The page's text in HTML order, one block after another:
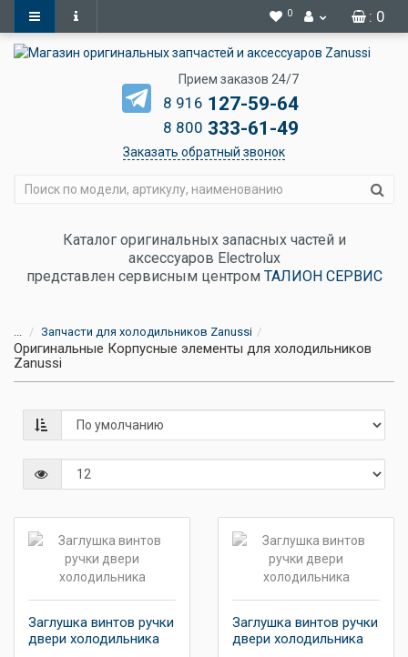
: 0
0
Прием заказов 24/7
8 916 127-59-64
8 800 333-61-49
Заказать обратный звонок
Каталог оригинальных запасных частей и
аксессуаров Electrolux
представлен сервисным центром ТАЛИОН СЕРВИС
... Запчасти для холодильников Zanussi
Оригинальные Корпусные элементы для холодильников
Zanussi
Заглушка винтов ручки
двери холодильника
Заглушка винтов ручки
двери холодильника